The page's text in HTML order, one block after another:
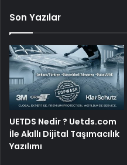
Son Yazılar
UETDS Nedir ? Uetds.com
İle Akıllı Dijital Taşımacılık
Yazılımı